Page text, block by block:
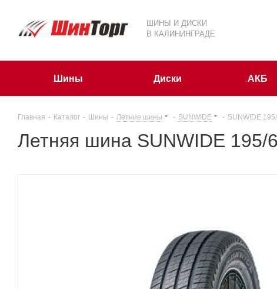
ШИНЫ И ДИСКИ
В КАЛИНИНГРАДЕ
Шины Диски АКБ
Главная - Каталог - Шины - Летние шины - SUNWIDE - SUNWIDE
Летняя шина SUNWIDE 195/